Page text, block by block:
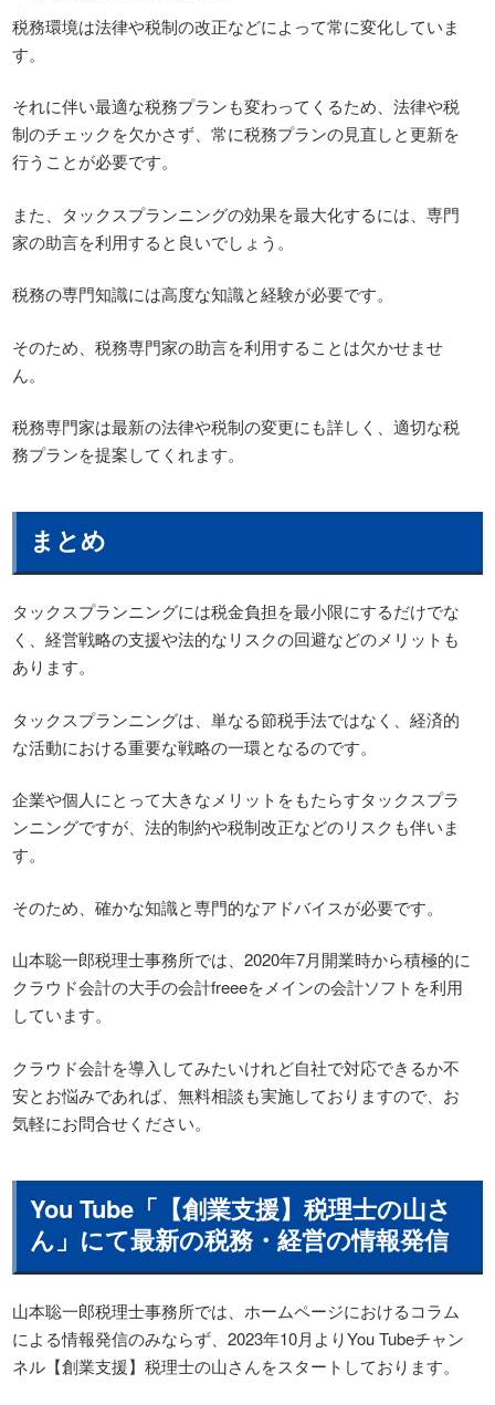
税務環境は法律や税制の改正などによって常に変化していま
す。
それに伴い最適な税務プランも変わってくるため、法律や税
制のチェックを欠かさず、常に税務プランの見直しと更新を
行うことが必要です。
また、タックスプランニングの効果を最大化するには、専門
家の助言を利用すると良いでしょう。
税務の専門知識には高度な知識と経験が必要です。
そのため、税務専門家の助言を利用することは欠かせませ
ん。
税務専門家は最新の法律や税制の変更にも詳しく、適切な税
務プランを提案してくれます。
まとめ
タックスプランニングには税金負担を最小限にするだけでな
く、経営戦略の支援や法的なリスクの回避などのメリットも
あります。
タックスプランニングは、単なる節税手法ではなく、経済的
な活動における重要な戦略の一環となるのです。
企業や個人にとって大きなメリットをもたらすタックスプラ
ンニングですが、法的制約や税制改正などのリスクも伴いま
す。
そのため、確かな知識と専門的なアドバイスが必要です。
山本聡一郎税理士事務所では、2020年7月開業時から積極的に
クラウド会計の大手の会計freeeをメインの会計ソフトを利用
しています。
クラウド会計を導入してみたいけれど自社で対応できるか不
安とお悩みであれば、無料相談も実施しておりますので、お
気軽にお問合せください。
You Tube「【創業支援】税理士の山さ
ん」にて最新の税務・経営の情報発信
山本聡一郎税理士事務所では、ホームページにおけるコラム
による情報発信のみならず、2023年10月よりYou Tubeチャン
ネル【創業支援】税理士の山さんをスタートしております。